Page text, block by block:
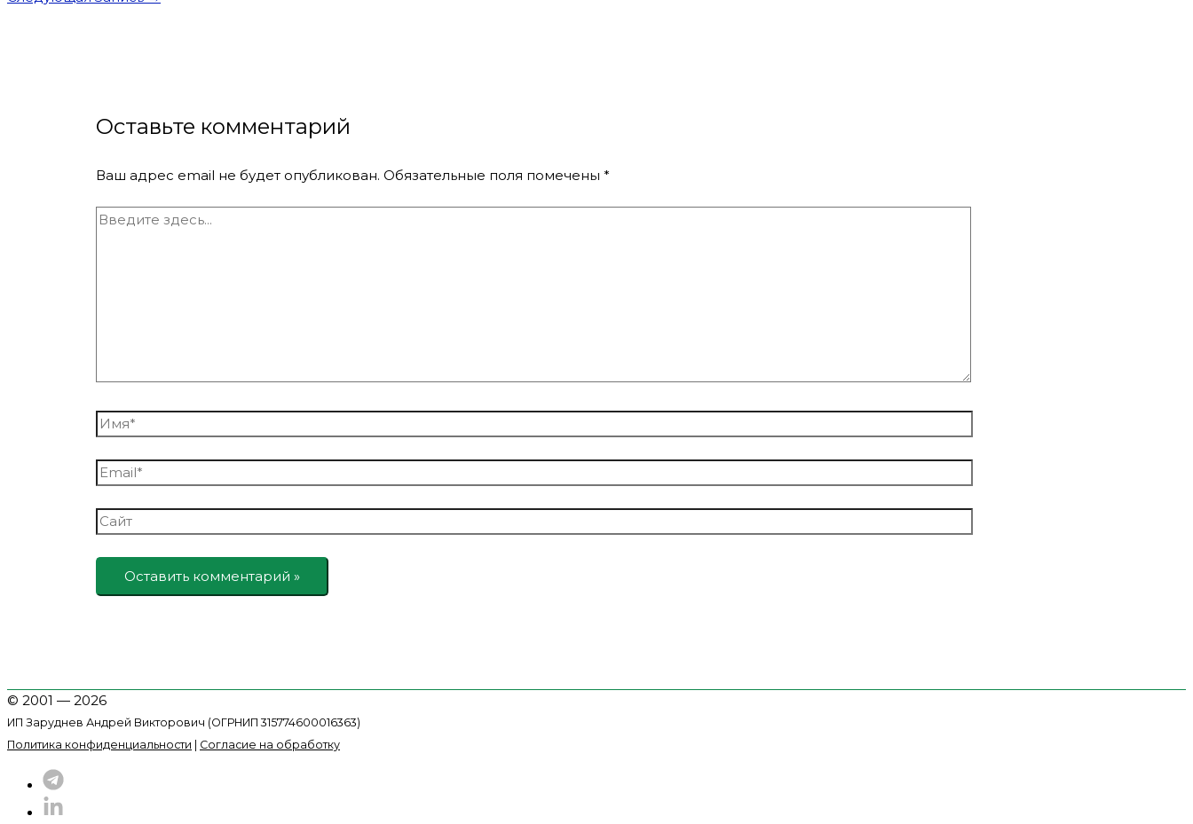
Оставьте комментарий
Ваш адрес email не будет опубликован. Обязательные поля помечены*
Введите
Имя*
Email*
Сайт
© 2001 — 2026
ИП Заруднев Андрей Викторович (ОГРНИП 315774600016363)
Политика конфиденциальности
Согласие на обработку